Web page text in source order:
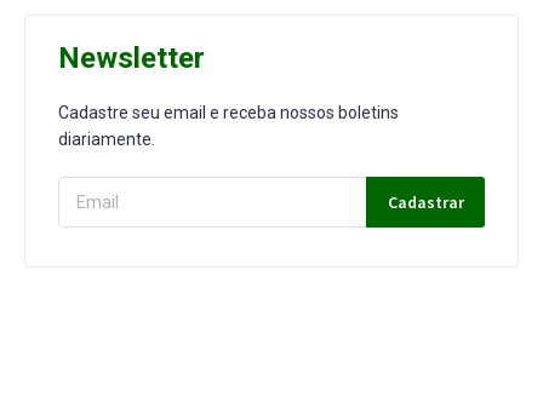
Newsletter
Cadastre seu email e receba nossos boletins
diariamente.
Cadastrar